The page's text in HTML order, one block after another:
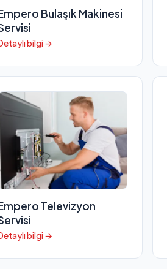
Bulaşık Makinesi
bilgi →
Televizyon
bilgi →